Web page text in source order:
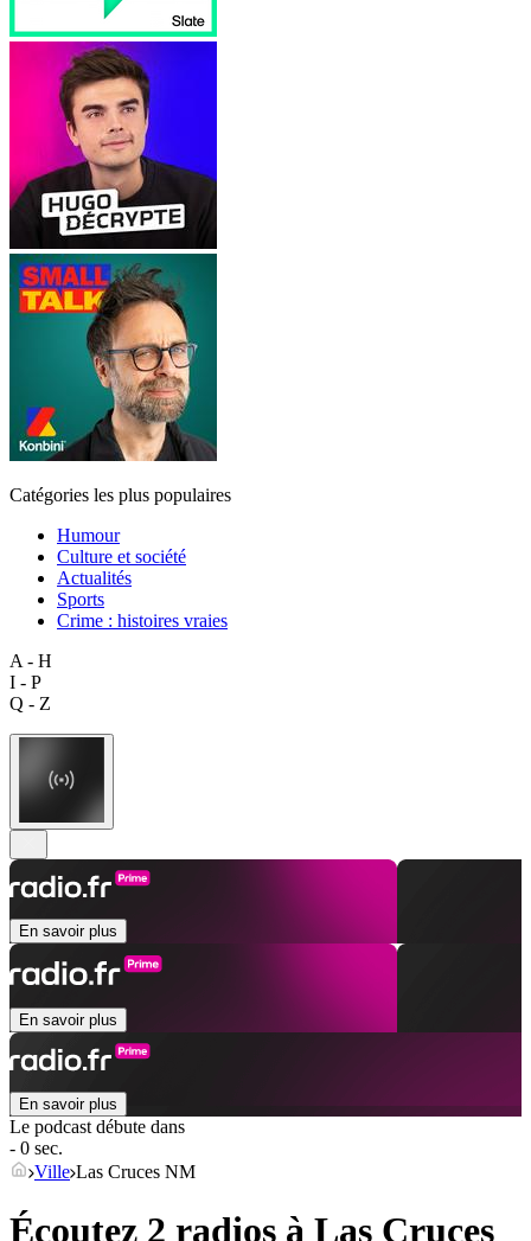
Catégories les plus populaires
Humour
Culture et société
Actualités
Sports
Crime : histoires vraies
A - H
I - P
Q - Z
En savoir plus
En savoir plus
En savoir plus
Le podcast débute dans
- 0 sec.
Ville Las Cruces NM
Écoutez 2 radios à Las Cruces